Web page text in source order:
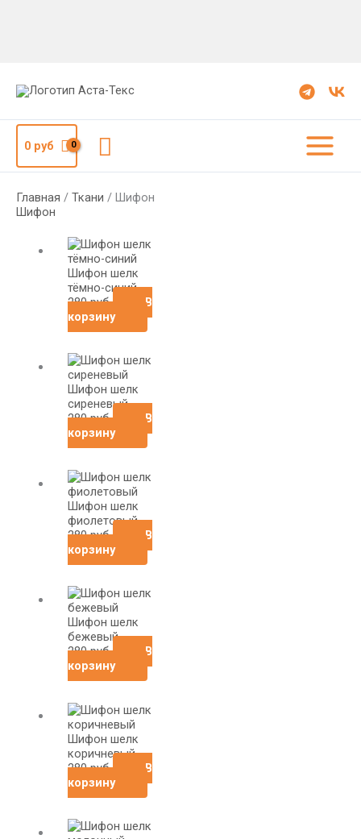
0руб Поиск
Главная / Ткани / Шифон
Шифон
Шифон шелк
тёмно-синий
280руб
В
корзину
Шифон шелк
сиреневый
280руб
В
корзину
Шифон шелк
фиолетовый
280руб
В
корзину
Шифон шелк
бежевый
280руб
В
корзину
Шифон шелк
коричневый
280руб
В
корзину